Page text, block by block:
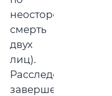
неосторожности
смерть
двух
лиц).
Расследование
завершено,